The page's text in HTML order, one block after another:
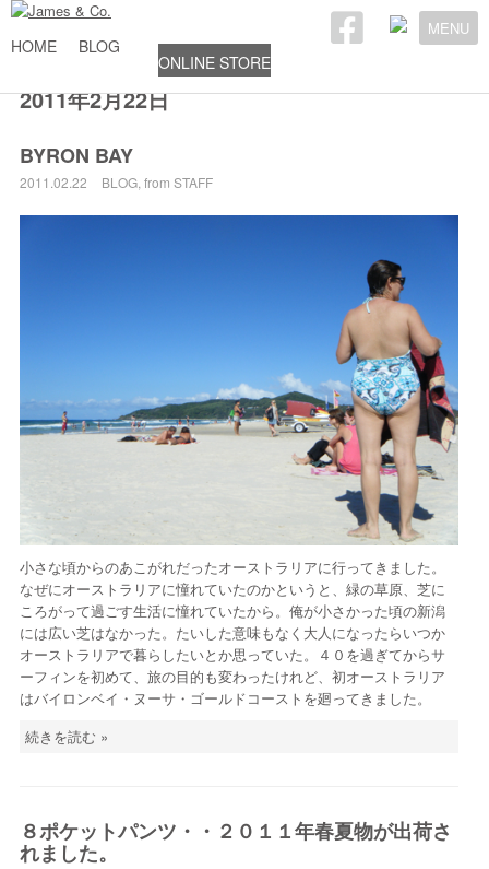
MENU
HOME BLOG
ONLINE STORE
2011年2月22日
BYRON BAY
2011.02.22 BLOG, from STAFF
小さな頃からのあこがれだったオーストラリアに行ってきました。
なぜにオーストラリアに憧れていたのかというと、緑の草原、芝に
ころがって過ごす生活に憧れていたから。俺が小さかった頃の新潟
には広い芝はなかった。たいした意味もなく大人になったらいつか
オーストラリアで暮らしたいとか思っていた。４０を過ぎてからサ
ーフィンを初めて、旅の目的も変わったけれど、初オーストラリア
はバイロンベイ・ヌーサ・ゴールドコーストを廻ってきました。
続きを読む »
８ポケットパンツ・・２０１１年春夏物が出荷さ
れました。